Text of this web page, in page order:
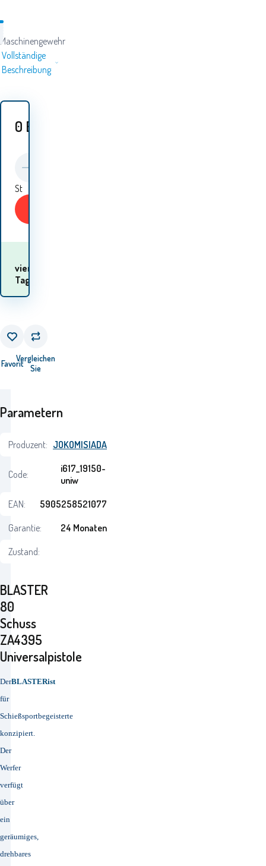
Maschinengewehr
Vollständige
Beschreibung
0 EUR
St
vier
Tage
FavoritVergleichen
Sie
BLASTER
80
Schuss
ZA4395
Universalpistole
DerBLASTERist
für
Schießsportbegeisterte
konzipiert.
Der
Werfer
verfügt
über
ein
geräumiges,
drehbares
Parametern
Produzent: JOKOMISIADA
Code:
i617_19150-
uniw
EAN:
5905258521077
Garantie:
24 Monaten
Zustand: